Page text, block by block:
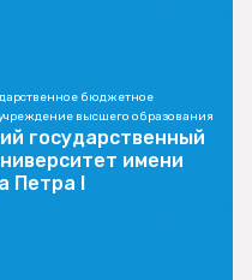
бюджетное
высшего образования
государственный
имени
Петра I